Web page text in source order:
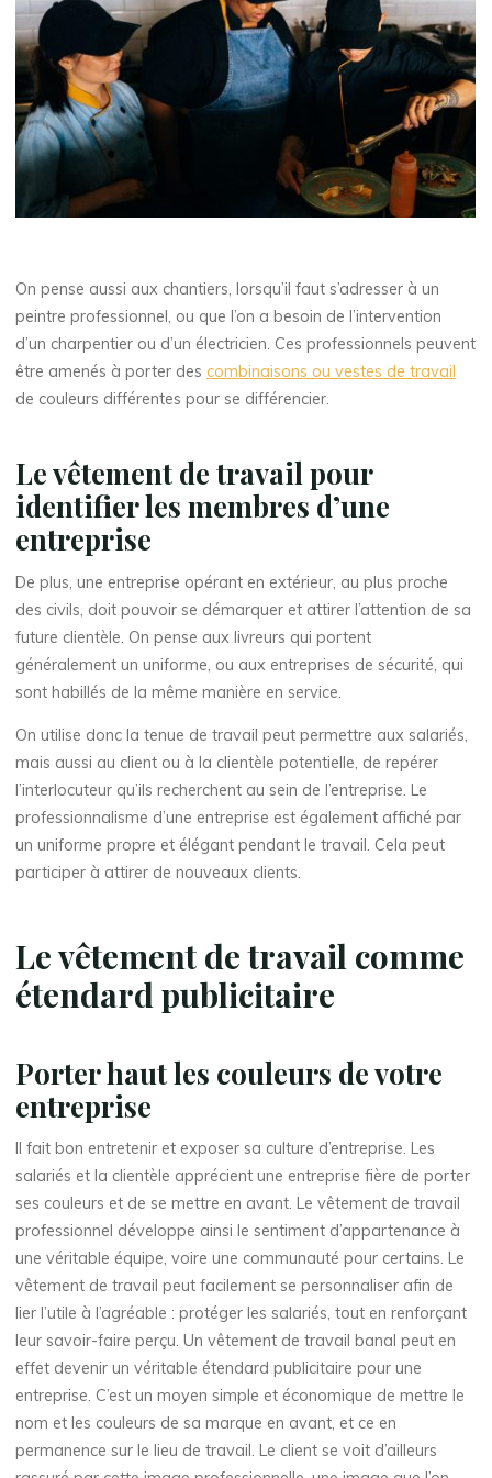
On pense aussi aux chantiers, lorsqu’il faut s’adresser à un
peintre professionnel, ou que l’on a besoin de l’intervention
d’un charpentier ou d’un électricien. Ces professionnels peuvent
être amenés à porter descombinaisons ou vestes de travail
de couleurs différentes pour se différencier.
Le vêtement de travail pour
identifier les membres d’une
entreprise
De plus, une entreprise opérant en extérieur, au plus proche
des civils, doit pouvoir se démarquer et attirer l’attention de sa
future clientèle. On pense aux livreurs qui portent
généralement un uniforme, ou aux entreprises de sécurité, qui
sont habillés de la même manière en service.
On utilise donc la tenue de travail peut permettre aux salariés,
mais aussi au client ou à la clientèle potentielle, de repérer
l’interlocuteur qu’ils recherchent au sein de l’entreprise. Le
professionnalisme d’une entreprise est également affiché par
un uniforme propre et élégant pendant le travail. Cela peut
participer à attirer de nouveaux clients.
Le vêtement de travail comme
étendard publicitaire
Porter haut les couleurs de votre
entreprise
Il fait bon entretenir et exposer sa culture d’entreprise. Les
salariés et la clientèle apprécient une entreprise fière de porter
ses couleurs et de se mettre en avant. Le vêtement de travail
professionnel développe ainsi le sentiment d’appartenance à
une véritable équipe, voire une communauté pour certains. Le
vêtement de travail peut facilement se personnaliser afin de
lier l’utile à l’agréable : protéger les salariés, tout en renforçant
leur savoir-faire perçu. Un vêtement de travail banal peut en
effet devenir un véritable étendard publicitaire pour une
entreprise. C’est un moyen simple et économique de mettre le
nom et les couleurs de sa marque en avant, et ce en
permanence sur le lieu de travail. Le client se voit d’ailleurs